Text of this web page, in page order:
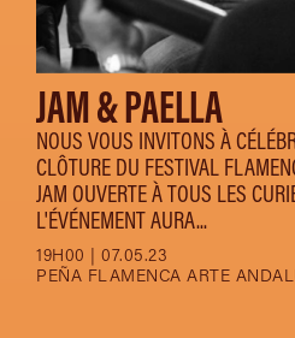
JAM & PAELLA
NOUS VOUS INVITONS À
CLÔTURE DU FESTIVAL
JAM OUVERTE À TOUS LES
L'ÉVÉNEMENT AURA...
19H00 | 07.05.23
PEÑA FLAMENCA ARTE